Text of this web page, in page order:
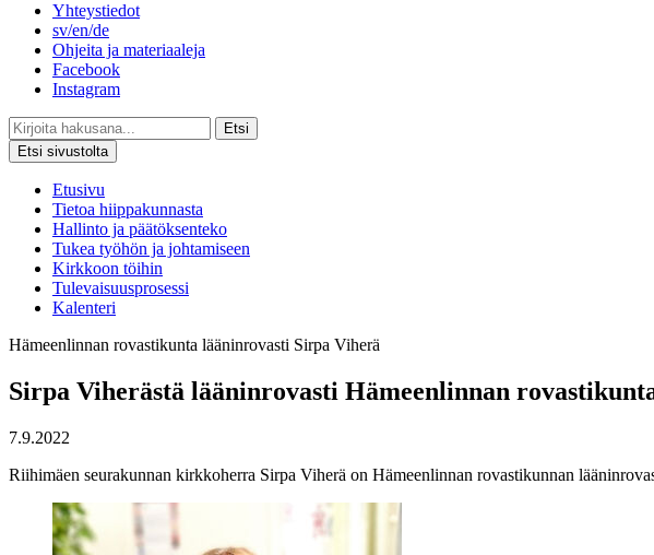
Yhteystiedot
sv/en/de
Ohjeita ja materiaaleja
Facebook
Instagram
Etsi
Etsi sivustolta
Etusivu
Tietoa hiippakunnasta
Hallinto ja päätöksenteko
Tukea työhön ja johtamiseen
Kirkkoon töihin
Tulevaisuusprosessi
Kalenteri
Hämeenlinnan rovastikunta lääninrovasti Sirpa Viherä
Sirpa Viherästä lääninrovasti Hämeenlinnan
7.9.2022
Riihimäen seurakunnan kirkkoherra Sirpa Viherä on Hämeenlinnan rovastikunnan